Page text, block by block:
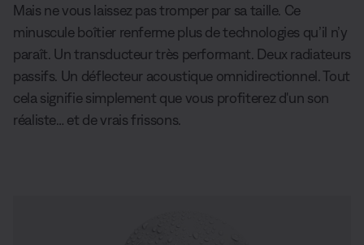
Mais ne vous laissez pas tromper par sa taille. Ce
minuscule boîtier renferme plus de technologies qu’il n’y
paraît. Un transducteur très performant. Deux radiateurs
passifs. Un déflecteur acoustique omnidirectionnel. Tout
cela signifie simplement que vous profiterez d'un son
réaliste… et de vrais frissons.